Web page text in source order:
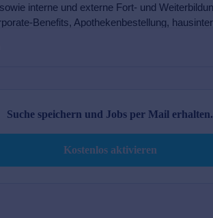
Suche speichern und Jobs per Mail erhalten.
Kostenlos aktivieren